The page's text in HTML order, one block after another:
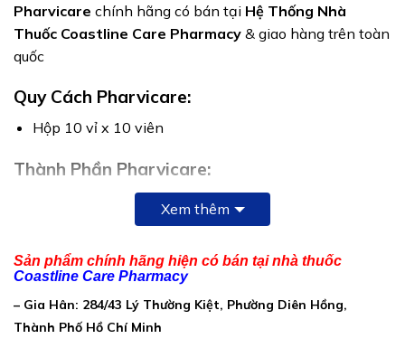
Pharvicare chính hãng có bán tại Hệ Thống Nhà
Thuốc Coastline Care Pharmacy & giao hàng trên toàn
quốc
Quy Cách Pharvicare:
Hộp 10 vỉ x 10 viên
Thành Phần Pharvicare:
Mỗi viên nang có chứa:
Tảo xoắn:………………………………………100mg
Canxi gluconat:………………………………100mg
Đông trùng hạ thảo:………………………….20mg
Xem thêm
Sản phẩm chính hãng hiện có bán tại nhà thuốc
Coastline Care Pharmacy
– Gia Hân: 284/43 Lý Thường Kiệt, Phường Diên Hồng,
Thành Phố Hồ Chí Minh